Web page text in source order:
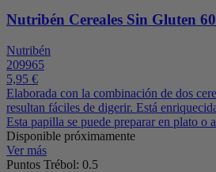
Nutribén Cereales Sin Gluten
Nutribén
209965
5,95 €
Elaborada con la combinación de dos
resultan fáciles de digerir. Está
Esta papilla se puede preparar en plato o
Disponible próximamente
Ver más
Puntos Trébol: 0.5